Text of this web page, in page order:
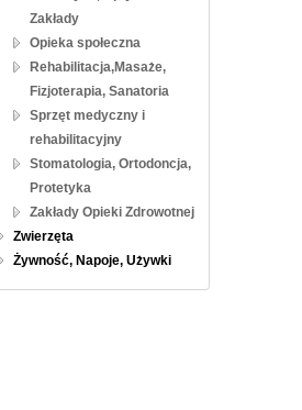
Zakłady
Opieka społeczna
Rehabilitacja,Masaże,
Fizjoterapia, Sanatoria
Sprzęt medyczny i
rehabilitacyjny
Stomatologia, Ortodoncja,
Protetyka
Zakłady Opieki Zdrowotnej
Zwierzęta
Żywność, Napoje, Używki